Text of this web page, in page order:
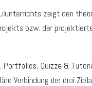
zeigt den
bzw. der
Quizze &
Verbindung der drei